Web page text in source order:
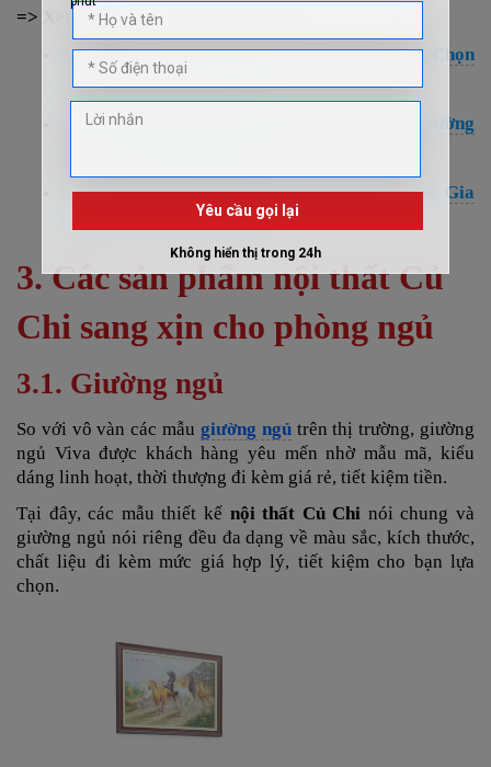
=> Xem thêm:
6 Điều Nên Cân Nhắc Khi Tìm Hiểu, Lựa Chọn
Công Ty Nội Thất TPHCM
8 Lỗi Thiết Kế Thi Công Nội Thất HCM Thường
5 Nguyên Tắc Cần Đảm Bảo Khi Mua Sắm, Gia
Công Nội Thất Bình Thạnh
3. Các sản phẩm nội thất Củ
Chi sang xịn cho phòng ngủ
3.1. Giường ngủ
So với vô vàn các mẫu giường ngủtrên thị trường, giường
ngủ Viva được khách hàng yêu mến nhờ mẫu mã, kiểu
dáng linh hoạt, thời thượng đi kèm giá rẻ, tiết kiệm tiền.
Tại đây, các mẫu thiết kế nội thất Củ Chi nói chung và
giường ngủ nói riêng đều đa dạng về màu sắc, kích thước,
chất liệu đi kèm mức giá hợp lý, tiết kiệm cho bạn lựa
chọn.